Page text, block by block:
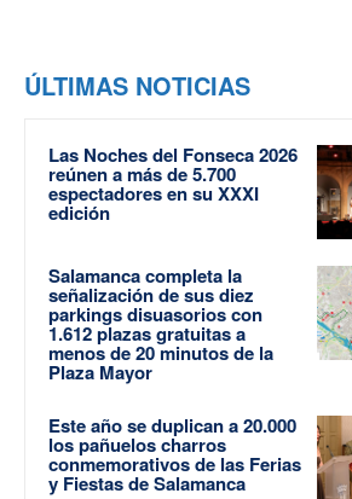
ÚLTIMAS NOTICIAS
Las Noches del Fonseca 2026
reúnen a más de 5.700
espectadores en su XXXI
edición
Salamanca completa la
señalización de sus diez
parkings disuasorios con
1.612 plazas gratuitas a
menos de 20 minutos de la
Plaza Mayor
Este año se duplican a 20.000
los pañuelos charros
conmemorativos de las Ferias
y Fiestas de Salamanca